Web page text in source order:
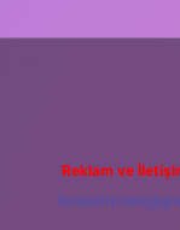
Reklam ve